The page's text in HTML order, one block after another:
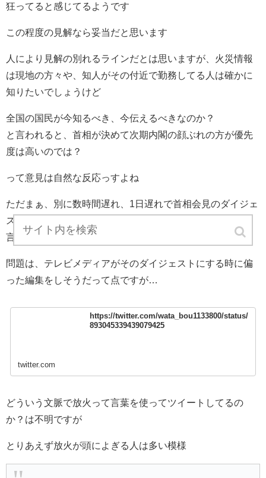
狂ってると感じてるようです
この程度の見解なら妥当だと思います
人により見解の別れるラインだとは思いますが、火災情報
は現地の方々や、知人がその付近で勤務してる人は確かに
知りたいでしょうけど
全国の国民が今知るべき、今伝えるべきなのか？
と言われると、首相が決めて次期内閣の顔ぶれの方が優先
度は高いのでは？
って意見は自然な反応っすよね
ただまぁ、別に数時間遅れ、1日遅れで首相会見のダイジェ
ストを放送しても別にそこまで即悪行ってほどの判断とも
言いにくいのもわかります
問題は、テレビメディアがそのダイジェストにする時に偏
った編集をしそうだって点ですが…
https://twitter.com/wata_bou1133800/status/
893045339439079425
twitter.com
どういう文脈で放火って言葉を使ってツイートしてるの
か？は不明ですが
とりあえず放火が頭によぎる人は多い模様